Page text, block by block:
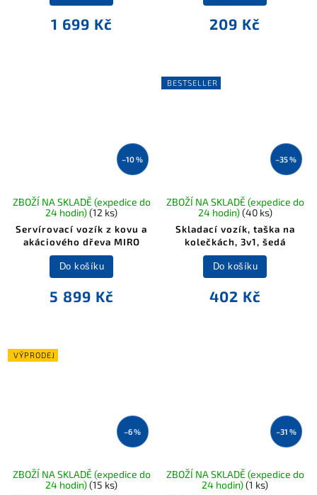
1 699 Kč 209 Kč
–10 %
Servírovací vozík z kovu a
akáciového dřeva MIRO
ZBOŽÍ NA SKLADĚ (expedice do
24 hodin)(12 ks)
5 899 Kč
Do košíku
BESTSELLER
–35 %
Skladací vozík, taška na
kolečkách, 3v1, šedá
ZBOŽÍ NA SKLADĚ (expedice do
24 hodin)(40 ks)
402 Kč
Do košíku
VÝPRODEJ
–6 %
ZBOŽÍ NA SKLADĚ (expedice do
24 hodin)(15 ks)
–31 %
ZBOŽÍ NA SKLADĚ (expedice do
24 hodin)(1 ks)